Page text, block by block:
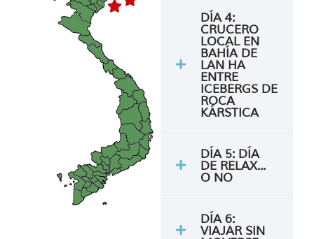
DÍA 4:
CRUCERO
LOCAL EN
BAHÍA DE
LAN HA
ENTRE
ICEBERGS DE
ROCA
KÁRSTICA
DÍA 5: DÍA
DE RELAX...
O NO
DÍA 6:
VIAJAR SIN